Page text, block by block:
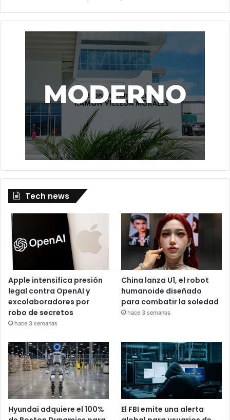
Tech news
Apple intensifica presión
legal contra OpenAI y
excolaboradores por
robo de secretos
hace 3 semanas
China lanza U1, el robot
humanoide diseñado
para combatir la soledad
hace 3 semanas
Hyundai adquiere el 100%
El FBI emite una alerta